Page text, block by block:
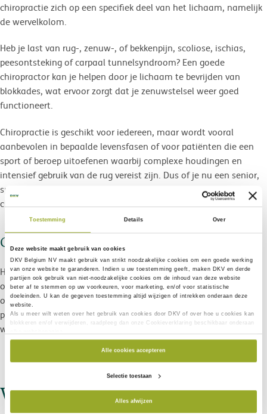
Toestemming Details Over
Deze website maakt gebruik van cookies
DKV Belgium NV maakt gebruik van strikt noodzakelijke cookies om een goede werking
van onze website te garanderen. Indien u uw toestemming geeft, maken DKV en derde
partijen ook gebruik van niet-noodzakelijke cookies om de inhoud van deze website
beter af te stemmen op uw voorkeuren, voor marketing, en/of voor statistische
doeleinden. U kan de gegeven toestemming altijd wijzigen of intrekken onderaan deze
website.
Als u meer wilt weten over het gebruik van cookies door DKV of over hoe u cookies kan
blokkeren en/of verwijderen, raadpleeg dan onze Cookieverklaring beschikbaar onderaan
Alle cookies accepteren
Selectie toestaan
Alles afwijzen
chiropractie zich op een specifiek deel van het lichaam, namelijk
de wervelkolom.
Heb je last van rug-, zenuw-, of bekkenpijn, scoliose, ischias,
peesontsteking of carpaal tunnelsyndroom? Een goede
chiropractor kan je helpen door je lichaam te bevrijden van
blokkades, wat ervoor zorgt dat je zenuwstelsel weer goed
functioneert.
Chiropractie is geschikt voor iedereen, maar wordt vooral
aanbevolen in bepaalde levensfasen of voor patiënten die een
sport of beroep uitoefenen waarbij complexe houdingen en
intensief gebruik van de rug vereist zijn. Dus of je nu een senior,
sporter, actief kind of zwangere vrouw bent: iedereen kan voor
chiropractie kiezen.
Chiropractie of osteopathie?
Hoewel de twee technieken vaak met elkaar worden vergeleken
of zelfs geassocieerd, verschillen ze qua aanpak. Terwijl een
osteopaat werkt op het lichaam als geheel en op de zones die
pijn veroorzaken, concentreert een chiropractor zich op de
wervelkolom, die hij in relatie brengt met het zenuwstelsel.
Wat wordt er terugbetaald?